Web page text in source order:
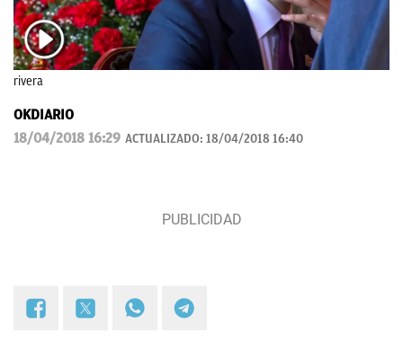
rivera
OKDIARIO
18/04/2018 16:29 ACTUALIZADO: 18/04/2018 16:40